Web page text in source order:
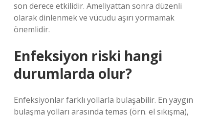
son derece etkilidir. Ameliyattan sonra düzenli
olarak dinlenmek ve vücudu aşırı yormamak
önemlidir.
Enfeksiyon riski hangi
durumlarda olur?
Enfeksiyonlar farklı yollarla bulaşabilir. En yaygın
bulaşma yolları arasında temas (örn. el sıkışma),